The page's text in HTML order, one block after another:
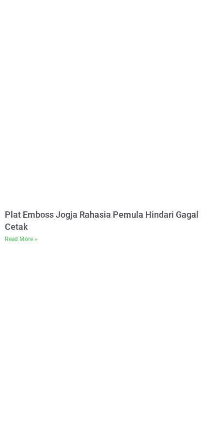
Plat Emboss Jogja Rahasia Pemula Hindari Gagal
Cetak
Read More »